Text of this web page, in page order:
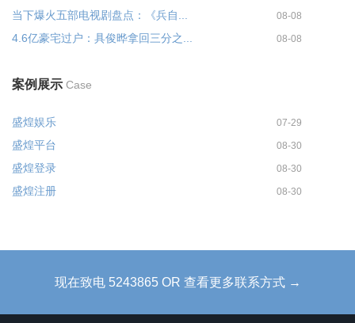
当下爆火五部电视剧盘点：《兵自... 08-08
4.6亿豪宅过户：具俊晔拿回三分之... 08-08
案例展示 Case
盛煌娱乐 07-29
盛煌平台 08-30
盛煌登录 08-30
盛煌注册 08-30
现在致电 5243865 OR 查看更多联系方式 →